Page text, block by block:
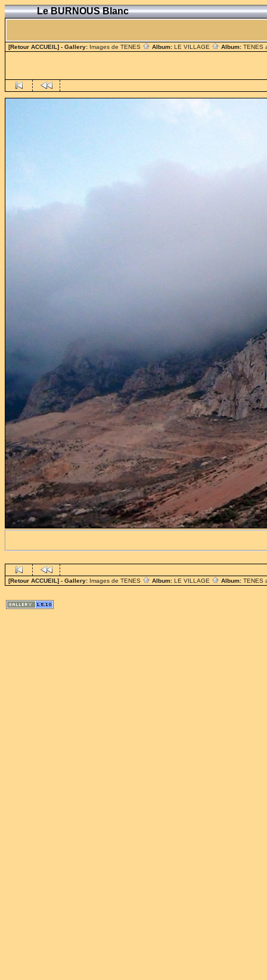
Le BURNOUS Blanc
[Retour ACCUEIL] - Gallery: Images de TENES Album: LE VILLAGE Album: TENES
[Retour ACCUEIL] - Gallery: Images de TENES Album: LE VILLAGE Album: TENES